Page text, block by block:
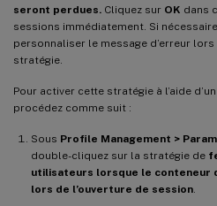
seront perdues. Cliquez sur OK dans
sessions immédiatement. Si
personnaliser le message d’erreur
stratégie.
Pour activer cette stratégie à l’aide
procédez comme suit :
Sous Profile Management >
double-cliquez sur la stratégie de
utilisateurs lorsque le conteneur
lors de l’ouverture de session